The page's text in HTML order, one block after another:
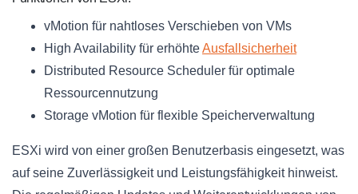
vMotion für nahtloses Verschieben von VMs
High Availability für erhöhteAusfallsicherheit
Distributed Resource Scheduler für optimale
Ressourcennutzung
Storage vMotion für flexible Speicherverwaltung
ESXi wird von einer großen Benutzerbasis eingesetzt, was
auf seine Zuverlässigkeit und Leistungsfähigkeit hinweist.